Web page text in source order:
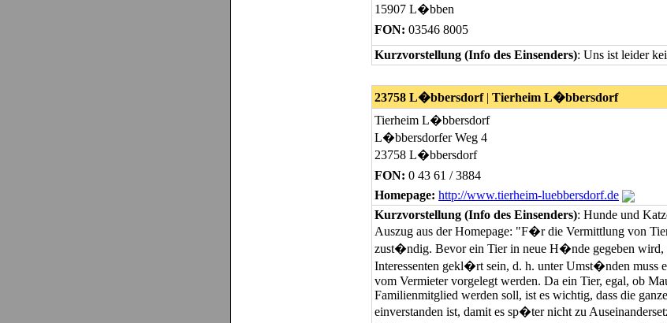
15907 L�bben
FON: 03546 8005
Kurzvorstellung (Info des Einsenders): Uns ist leider
23758 L�bbersdorf| Tierheim L�bbersdorf
Tierheim L�bbersdorf
L�bbersdorfer Weg 4
23758 L�bbersdorf
FON: 0 43 61 / 3884
Homepage: http://www.tierheim-luebbersdorf.de
Kurzvorstellung (Info des Einsenders): Hunde und
Auszug aus der Homepage: "F�r die Vermittlung von
zust�ndig. Bevor ein Tier in neue H�nde gegeben wird,
Interessenten gekl�rt sein, d. h. unter Umst�nden muss
vom Vermieter vorgelegt werden. Da ein Tier, egal, ob
Familienmitglied werden soll, ist es wichtig, dass die
einverstanden ist, damit es sp�ter nicht zu